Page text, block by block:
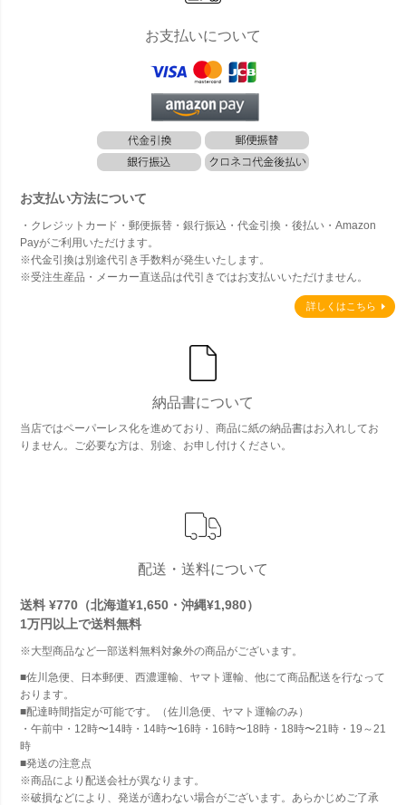
お支払いについて
お支払い方法について
・クレジットカード・郵便振替・銀行振込・代金引換・後払い・Amazon
Payがご利用いただけます。
※代金引換は別途代引き手数料が発生いたします。
※受注生産品・メーカー直送品は代引きではお支払いいただけません。
詳しくはこちら
納品書について
当店ではペーパーレス化を進めており、商品に紙の納品書はお入れしてお
りません。ご必要な方は、別途、お申し付けください。
配送・送料について
送料 ¥770（北海道¥1,650・沖縄¥1,980）
1万円以上で送料無料
※大型商品など一部送料無料対象外の商品がございます。
■佐川急便、日本郵便、西濃運輸、ヤマト運輸、他にて商品配送を行なって
おります。
■配達時間指定が可能です。（佐川急便、ヤマト運輸のみ）
・午前中・12時〜14時・14時〜16時・16時〜18時・18時〜21時・19～21
時
■発送の注意点
※商品により配送会社が異なります。
※破損などにより、発送が適わない場合がございます。あらかじめご了承